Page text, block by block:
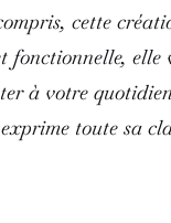
cette
elle
à votre
toute sa